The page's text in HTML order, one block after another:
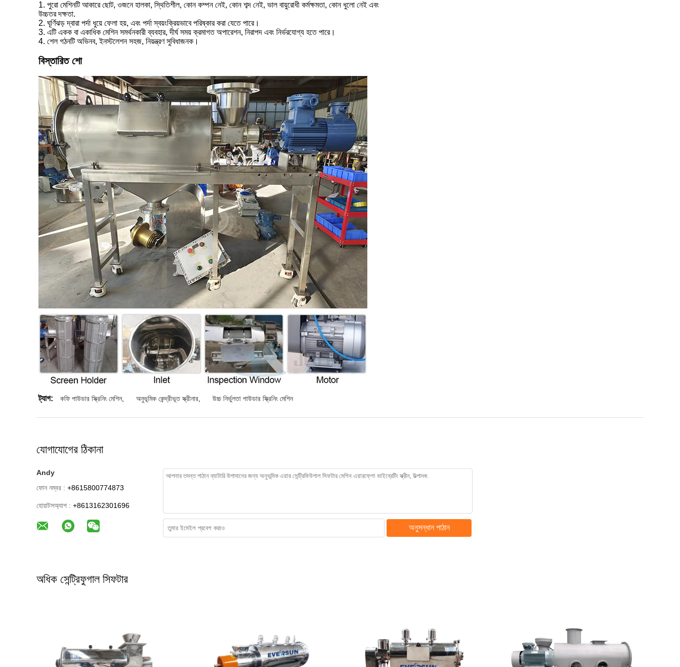
1. পুরো মেশিনটি আকারে ছোট, ওজনে হালকা, স্থিতিশীল, কোন কম্পন নেই, কোন শব্দ নেই, ভাল বায়ুরোধী কর্মক্ষমতা, কোন ধুলো নেই এবং
উচ্চতর দক্ষতা.
2. ঘূর্ণিঝড় দ্বারা পর্দা ধুয়ে ফেলা হয়, এবং পর্দা স্বয়ংক্রিয়ভাবে পরিষ্কার করা যেতে পারে।
3. এটি একক বা একাধিক মেশিন সমর্থনকারী ব্যবহার, দীর্ঘ সময় ক্রমাগত অপারেশন, নিরাপদ এবং নির্ভরযোগ্য হতে পারে।
4. শেল গঠনটি অভিনব, ইনস্টলেশন সহজ, নিয়ন্ত্রণ সুবিধাজনক।
বিস্তারিত শো
ট্যাগ: কফি পাউডার স্ক্রিনিং মেশিন, অনুভূমিক কেন্দ্রীভূত স্ক্রীনার উচ্চ নির্ভুলতা পাউডার স্ক্রিনিং মেশিন
যোগাযোগের ঠিকানা
Andy
ফোন নম্বর : +8615800774873
হোয়াটসঅ্যাপ : +8613162301696
অনুসন্ধান পাঠান
অধিক সেন্ট্রিফুগাল সিফটার